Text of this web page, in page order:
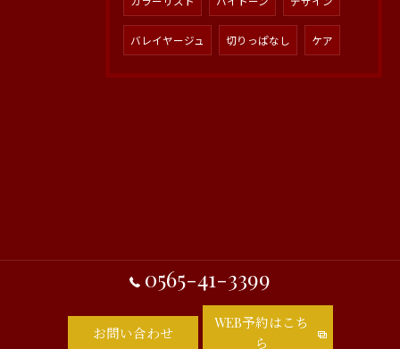
バレイヤージュ 切りっぱなし ケア
0565-41-3399
お問い合わせ
WEB予約はこち
ら